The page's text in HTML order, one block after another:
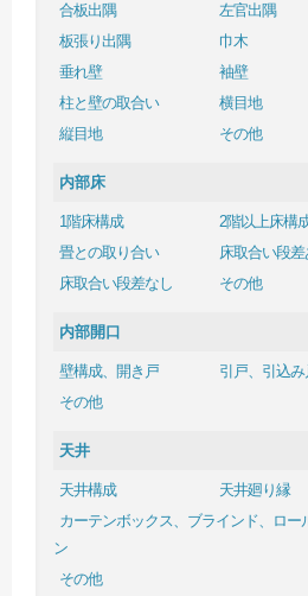
合板出隅
左官出隅
板張り出隅
巾木
垂れ壁
袖壁
柱と壁の取合い
横目地
縦目地
その他
内部床
1階床構成
2階以上床構
畳との取り合い
床取合い段差
床取合い段差なし
その他
内部開口
壁構成、開き戸
引戸、引込み
その他
天井
天井構成
天井廻り縁
カーテンボックス、ブラインド、ロー
ン
その他